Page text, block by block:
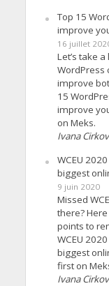
Top 15
improve
16 juillet
Let’s take
WordPress
improve
15
improve
on Meks.
Ivana
WCEU
biggest
9 juin 2020
Missed
there?
points to
WCEU
biggest
first on
Ivana